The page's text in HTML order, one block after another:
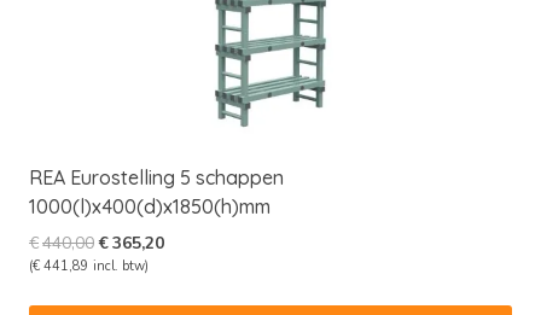
REA Eurostelling 5 schappen
1000(l)x400(d)x1850(h)mm
€440,00Oorspronkelijke
prijs
€365,20Huidige
(€ 441,89 incl. btw)